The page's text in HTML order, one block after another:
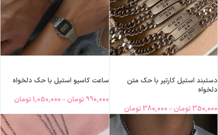
دستبند استیل کارتیر با حک متن
دلخواه
350,000 تومان–
380,000 تومان
ساعت کاسیو استیل با حک دلخواه
990,000 تومان–
1,050,000 تومان